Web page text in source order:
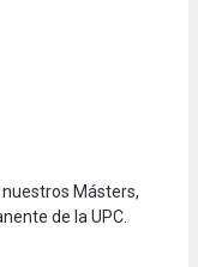
Másters,
de la UPC.